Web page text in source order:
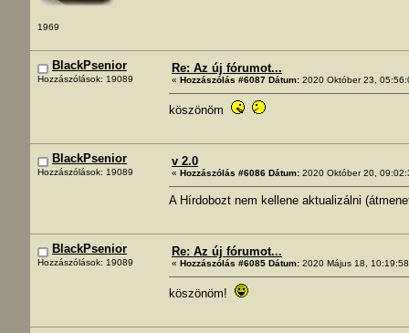
1969
BlackPsenior
Hozzászólások: 19089
Re: Az új fórumot...
« Hozzászólás #6087 Dátum: 2020 Október 23,
köszönöm
BlackPsenior
Hozzászólások: 19089
v 2.0
« Hozzászólás #6086 Dátum: 2020 Október 20,
A Hírdobozt nem kellene aktualizálni
BlackPsenior
Hozzászólások: 19089
Re: Az új fórumot...
« Hozzászólás #6085 Dátum: 2020 Május 18,
köszönöm!